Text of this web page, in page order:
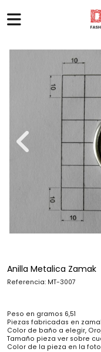
Anilla Metalica Zamak
Referencia: MT-3007
Peso en gramos 6,51
Piezas fabricadas en
Color de baño a elegir,
Tamaño pieza ver sobre
Color de la pieza en la